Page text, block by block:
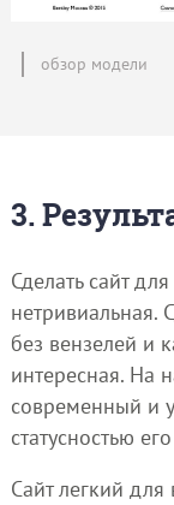
обзор модели
3.
Сделать сайт
нетривиальная.
без вензелей и
интересная. На
современный и
статусностью
Сайт легкий